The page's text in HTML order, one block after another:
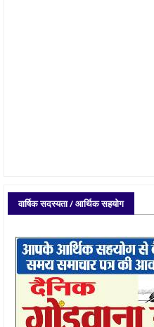
वार्षिक सदस्यता / आर्थिक सहयोग